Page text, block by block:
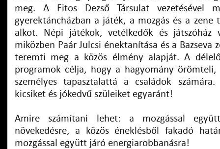
meg. A Fitos Dezső Társulat vezetésével
gyerektáncházban a játék, a mozgás és a zene
alkot. Népi játékok, vetélkedők és játszóház
miközben Paár Julcsi énektanítása és a Bazseva
teremti meg a közös élmény alapját. A
programok célja, hogy a hagyomány
személyes tapasztalattá a családok
kicsiket és jókedvű szüleiket egyaránt!
Amire számítani lehet: a mozgással
növekedésre, a közös éneklésből fakadó
mozgással együtt járó energiarobbanásra!